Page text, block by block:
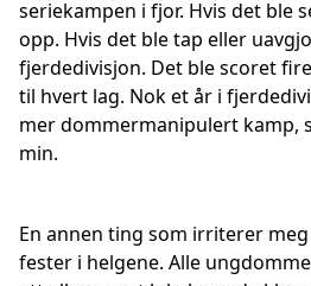
seriekampen i fjor. Hvis det ble
opp. Hvis det ble tap eller
fjerdedivisjon. Det ble scoret
til hvert lag. Nok et år i
mer dommermanipulert kamp,
min.
En annen ting som irriterer
fester i helgene. Alle